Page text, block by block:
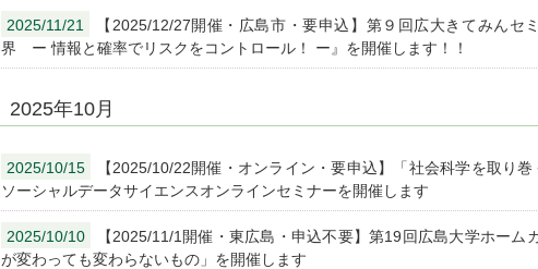
2025/11/21
【2025/12/27開催・広島市・要申込】第９回広大きてみんセ
界 ー 情報と確率でリスクをコントロール！ ー』を開催します！！
2025年10月
2025/10/15
【2025/10/22開催・オンライン・要申込】「社会科学を取り
ソーシャルデータサイエンスオンラインセミナーを開催します
2025/10/10
【2025/11/1開催・東広島・申込不要】第19回広島大学ホーム
が変わっても変わらないもの」を開催します